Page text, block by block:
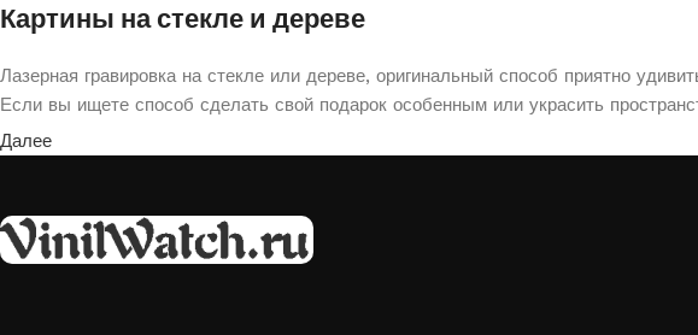
Картины на стекле и дереве
Лазерная гравировка на стекле или дереве, оригинальный способ приятно
Если вы ищете способ сделать свой подарок особенным или украсить
Далее